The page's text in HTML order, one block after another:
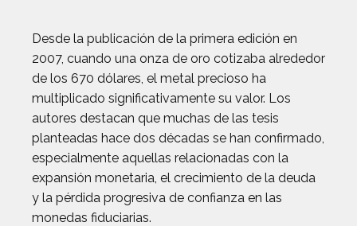
Desde la publicación de la primera edición en
2007, cuando una onza de oro cotizaba alrededor
de los 670 dólares, el metal precioso ha
multiplicado significativamente su valor. Los
autores destacan que muchas de las tesis
planteadas hace dos décadas se han confirmado,
especialmente aquellas relacionadas con la
expansión monetaria, el crecimiento de la deuda
y la pérdida progresiva de confianza en las
monedas fiduciarias.